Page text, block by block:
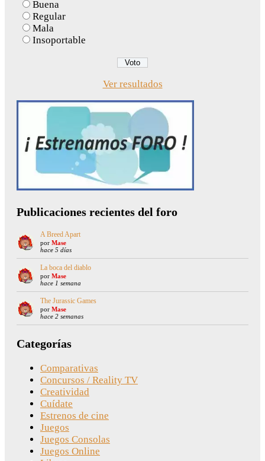
Buena
Regular
Mala
Insoportable
Ver resultados
Publicaciones recientes del foro
A Breed Apart
por Mase
hace 5 días
La boca del diablo
por Mase
hace 1 semana
The Jurassic Games
por Mase
hace 2 semanas
Categorías
Comparativas
Concursos / Reality TV
Creatividad
Cuídate
Estrenos de cine
Juegos
Juegos Consolas
Juegos Online